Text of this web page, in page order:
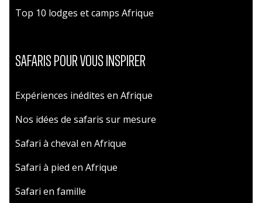
Top 10 lodges et camps Afrique
SAFARIS POUR VOUS INSPIRER
Expériences inédites en Afrique
Nos idées de safaris sur mesure
Safari à cheval en Afrique
Safari à pied en Afrique
Safari en famille